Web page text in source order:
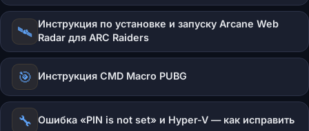
🛰️ Инструкция по установке и запуску Arcane Web
Radar для ARC Raiders
🎯 Инструкция CMD Macro PUBG
🔧 Ошибка «PIN is not set» и Hyper-V — как исправить